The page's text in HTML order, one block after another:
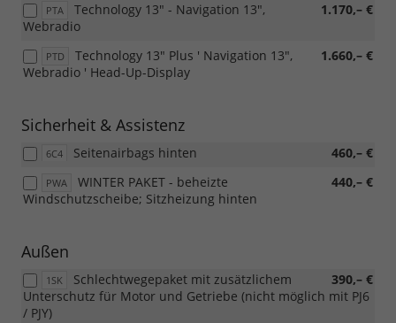
PTA 1.170,– €
Technology 13" - Navigation 13",
Webradio
PTD 1.660,– €
Technology 13" Plus ' Navigation 13",
Webradio ' Head-Up-Display
Sicherheit & Assistenz
6C4 460,– €
Seitenairbags hinten
PWA 440,– €
WINTER PAKET - beheizte
Windschutzscheibe; Sitzheizung hinten
Außen
1SK 390,– €
Schlechtwegepaket mit zusätzlichem
Unterschutz für Motor und Getriebe (nicht möglich mit PJ6
/ PJY)